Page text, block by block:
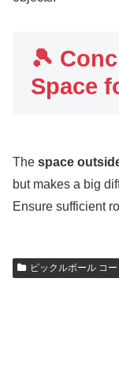
🎾
Space
The space
but makes a big
Ensure sufficient
ピックルボール コー